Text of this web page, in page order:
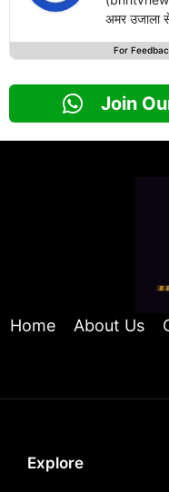
अमर उजाला
एवंFor
Join
Home About Us
Explore